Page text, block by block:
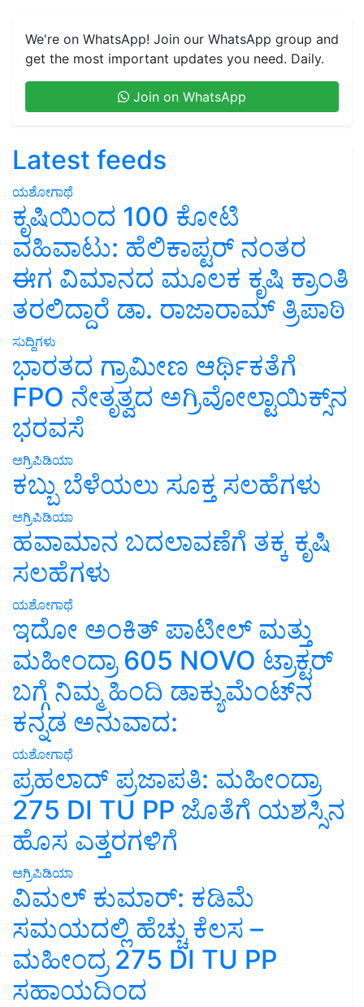
We're on WhatsApp! Join our WhatsApp group and
get the most important updates you need. Daily.
Join on WhatsApp
Latest feeds
ಯಶೋಗಾಥೆ
ಕೃಷಿಯಿಂದ 100 ಕೋಟಿ
ವಹಿವಾಟು: ಹೆಲಿಕಾಪ್ಟರ್ ನಂತರ
ಈಗ ವಿಮಾನದ ಮೂಲಕ ಕೃಷಿ ಕ್ರಾಂತಿ
ತರಲಿದ್ದಾರೆ ಡಾ. ರಾಜಾರಾಮ್ ತ್ರಿಪಾಠಿ
ಸುದ್ದಿಗಳು
ಭಾರತದ ಗ್ರಾಮೀಣ ಆರ್ಥಿಕತೆಗೆ
FPO ನೇತೃತ್ವದ ಅಗ್ರಿವೋಲ್ಟಾಯಿಕ್ಸ್‌ನ
ಭರವಸೆ
ಅಗ್ರಿಪಿಡಿಯಾ
ಕಬ್ಬು ಬೆಳೆಯಲು ಸೂಕ್ತ ಸಲಹೆಗಳು
ಅಗ್ರಿಪಿಡಿಯಾ
ಹವಾಮಾನ ಬದಲಾವಣೆಗೆ ತಕ್ಕ ಕೃಷಿ
ಸಲಹೆಗಳು
ಯಶೋಗಾಥೆ
ಇದೋ ಅಂಕಿತ್ ಪಾಟೀಲ್ ಮತ್ತು
ಮಹೀಂದ್ರಾ 605 NOVO ಟ್ರಾಕ್ಟರ್
ಬಗ್ಗೆ ನಿಮ್ಮ ಹಿಂದಿ ಡಾಕ್ಯುಮೆಂಟ್‌ನ
ಕನ್ನಡ ಅನುವಾದ:
ಯಶೋಗಾಥೆ
ಪ್ರಹಲಾದ್ ಪ್ರಜಾಪತಿ: ಮಹೀಂದ್ರಾ
275 DI TU PP ಜೊತೆಗೆ ಯಶಸ್ಸಿನ
ಹೊಸ ಎತ್ತರಗಳಿಗೆ
ಅಗ್ರಿಪಿಡಿಯಾ
ವಿಮಲ್ ಕುಮಾರ್: ಕಡಿಮೆ
ಸಮಯದಲ್ಲಿ ಹೆಚ್ಚು ಕೆಲಸ –
ಮಹೀಂದ್ರ 275 DI TU PP
ಸಹಾಯದಿಂದ